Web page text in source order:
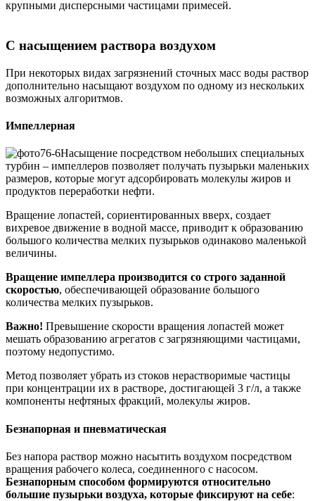
крупными дисперсными частицами примесей.
С насыщением раствора воздухом
При некоторых видах загрязнений сточных масс воды раствор
дополнительно насыщают воздухом по одному из нескольких
возможных алгоритмов.
Импеллерная
Насыщение посредством небольших специальных
турбин – импеллеров позволяет получать пузырьки маленьких
размеров, которые могут адсорбировать молекулы жиров и
продуктов переработки нефти.
Вращение лопастей, сориентированных вверх, создает
вихревое движение в водной массе, приводит к образованию
большого количества мелких пузырьков одинаково маленькой
величины.
Вращение импеллера производится со строго заданной
скоростью, обеспечивающей образование большого
количества мелких пузырьков.
Важно! Превышение скорости вращения лопастей может
мешать образованию агрегатов с загрязняющими частицами,
поэтому недопустимо.
Метод позволяет убрать из стоков нерастворимые частицы
при концентрации их в растворе, достигающей 3 г/л, а также
компоненты нефтяных фракций, молекулы жиров.
Безнапорная и пневматическая
Без напора раствор можно насытить воздухом посредством
вращения рабочего колеса, соединенного с насосом.
Безнапорным способом формируются относительно
большие пузырьки воздуха, которые фиксируют на себе: